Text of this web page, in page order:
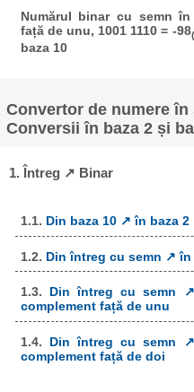
Numărul binar cu semn în
față de unu, 1001 1110 = -98
baza 10
Convertor de numere
Conversii în baza 2 și
1. Întreg ↗ Binar
1.1. Din baza 10 ↗ în baza 2
1.2. Din întreg cu semn ↗ în
1.3. Din întreg cu semn
complement față de unu
1.4. Din întreg cu semn
complement față de doi